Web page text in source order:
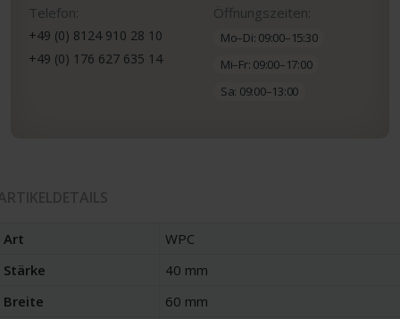
Art
WPC
Stärke
40 mm
Breite
60 mm
Telefon:
+49 (0) 8124 910 28 10
+49 (0) 176 627 635 14
Öffnungszeiten:
Mo–Di: 09:00–15:30
Mi–Fr: 09:00–17:00
Sa: 09:00–13:00